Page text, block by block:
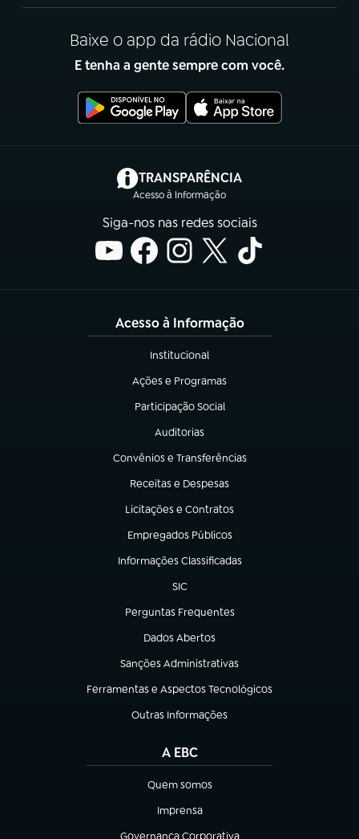
Baixe o app da rádio Nacional
E tenha a gente sempre com você.
TRANSPARÊNCIA
Acesso à Informação
(abre em nova aba)
Siga-nos nas redes sociais
Acesso à Informação
Institucional
(abre em nova aba)
Ações e Programas
(abre em nova aba)
Participação Social
(abre em nova aba)
Auditorias
(abre em nova aba)
Convênios e Transferências
(abre em nova aba)
Receitas e Despesas
(abre em nova aba)
Licitações e Contratos
(abre em nova aba)
Empregados Públicos
(abre em nova aba)
Informações Classificadas
(abre em nova aba)
SIC
(abre em nova aba)
Perguntas Frequentes
(abre em nova aba)
Dados Abertos
(abre em nova aba)
Sanções Administrativas
(abre em nova aba)
Ferramentas e Aspectos Tecnológicos
(abre em nova aba)
Outras Informações
(abre em nova aba)
A EBC
Quem somos
(abre em nova aba)
Imprensa
(abre em nova aba)